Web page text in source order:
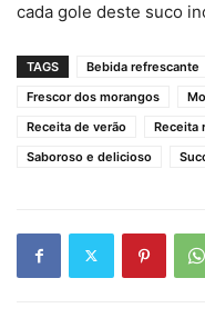
cada gole deste suco
TAGS Bebida refrescante
Frescor dos morangos
Receita de verão
Receita
Saboroso e delicioso